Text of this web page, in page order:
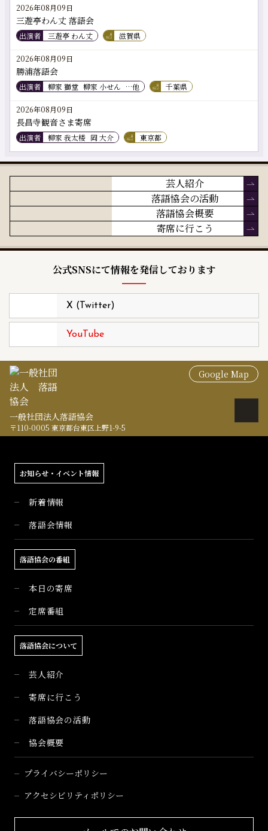
2026年08月09日
三遊亭わん丈 落語会
出演者 三遊亭 わん丈 滋賀県
2026年08月09日
勝浦落語会
出演者 柳家 獅堂 柳家 小せん …他 千葉県
2026年08月09日
長昌寺観音さま寄席
出演者 柳家 我太楼 岡 大介 東京都
芸人紹介
落語協会の活動
落語協会概要
寄席に行こう
公式SNSにて情報を発信しております
X (Twitter)
YouTube
Google Map
一般社団法人落語協会
〒110-0005 東京都台東区上野1-9-5
お知らせ・イベント情報
新着情報
落語会情報
落語協会の番組
本日の寄席
定席番組
落語協会について
芸人紹介
寄席に行こう
落語協会の活動
協会概要
プライバシーポリシー
アクセシビリティポリシー